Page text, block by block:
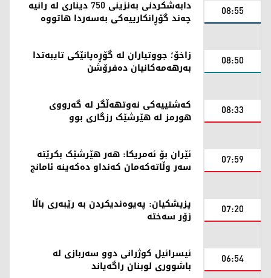
08:55 دابەشکردنی بەنزینی 750 دیناری لە رانیە
چه‌ند گۆڕانكارییه‌كی بەسەردا هاتووە
08:50 زاخۆ؛ جووتیاران لە گۆڕەپانێکی تایبەتدا
بەرهەمەکانیان دەفرۆشن
08:33 کەشتییەکی نەوتهەڵگر لە گەرووی
هورمز لە هێرشێک رزگاری بوو
07:59 ئێران بۆ ئەمریکا: هەر هێرشێک بکرێتە
سەر وڵاتەکەمان کەنداو دەکەینە ئامانج
07:20 پزیشکیان: پەیوەندیکردن بە رێبەری باڵا
زۆر سەختە
06:54 ئیسرائیل کوژرانی دوو سەربازی لە
باشووری لوبنان راگەیاند